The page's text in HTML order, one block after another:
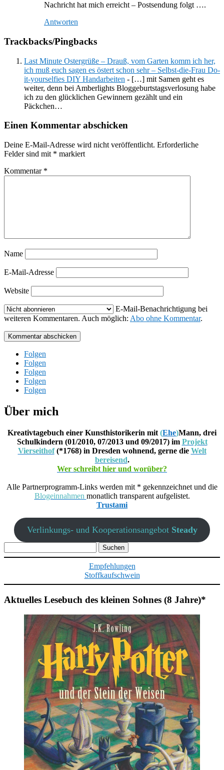
Nachricht hat mich erreicht – Postsendung folgt ….
Antworten
Trackbacks/Pingbacks
Last Minute Ostergrüße – Drauß, vom Garten komm ich her,
ich muß euch sagen es östert schon sehr – Selbst-die-Frau Do-
it-yourselfies DIY Handarbeiten - […] mit Samen geht es
weiter, denn bei Amberlights Bloggeburtstagsverlosung habe
ich zu den glücklichen Gewinnern gezählt und ein
Päckchen…
Einen Kommentar abschicken
Deine E-Mail-Adresse wird nicht veröffentlicht. Erforderliche
Felder sind mit * markiert
Kommentar *
Name
E-Mail-Adresse
Website
E-Mail-Benachrichtigung bei
weiteren Kommentaren. Auch möglich: Abo ohne Kommentar.
Kommentar abschicken
Folgen
Folgen
Folgen
Folgen
Folgen
Über mich
Kreativtagebuch einer Kunsthistorikerin mit (Ehe)Mann, drei
Schulkindern (01/2010, 07/2013 und 09/2017) im Projekt
Vierseithof(*1768) in Dresden wohnend, gerne die Welt
bereisend.
Wer schreibt hier und worüber?
Alle Partnerprogramm-Links werden mit * gekennzeichnet und die
Blogeinnahmen monatlich transparent aufgelistet.
Trustami
Verlinkungs- und Kooperationsangebot Steady
nach:
Empfehlungen
Stoffkaufschwein
Aktuelles Lesebuch des kleinen Sohnes (8 Jahre)*